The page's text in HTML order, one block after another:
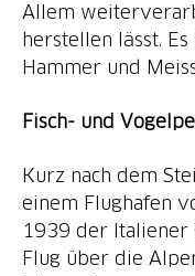
Allem
herstellen lässt.
Hammer und
Fisch- und
Kurz nach dem
einem Flughafen
1939 der Italiener
Flug über die